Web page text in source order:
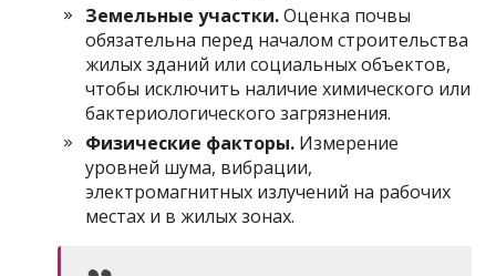
Земельные участки.Оценка почвы
обязательна перед началом строительства
жилых зданий или социальных объектов,
чтобы исключить наличие химического или
бактериологического загрязнения.
Физические факторы. Измерение
уровней шума, вибрации,
электромагнитных излучений на рабочих
местах и в жилых зонах.